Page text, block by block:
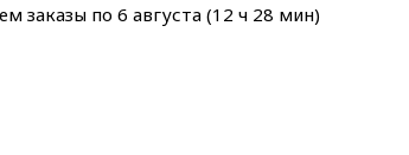
заказы по 6 августа (12 ч 28 мин)